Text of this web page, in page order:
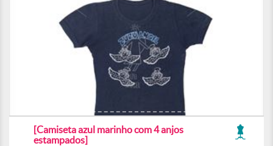
[Camiseta azul marinho com 4 anjos
estampados]